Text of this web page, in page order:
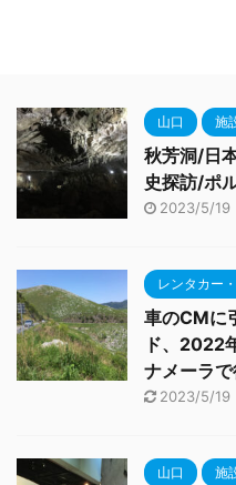
山口 施
秋芳洞/日
史探訪/ポ
2023/5/19
レンタカー
車のCMに
ド、2022
ナメーラ
2023/5/19
山口 施